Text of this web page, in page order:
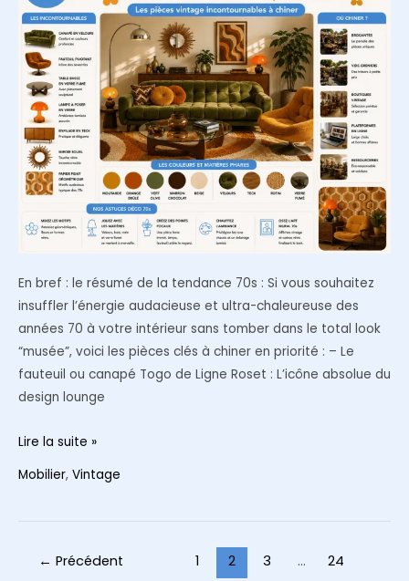
de
6,
ou
personnes
En bref : le résumé de la tendance 70s : Si vous souhaitez
insuffler l’énergie audacieuse et ultra-chaleureuse des
années 70 à votre intérieur sans tomber dans le total look
“musée”, voici les pièces clés à chiner en priorité : – Le
fauteuil ou canapé Togo de Ligne Roset : L’icône absolue du
design lounge
Décoration
Lire la suite »
Mobilier, Vintage
Pagination
← Précédent 1 2 3 …
24